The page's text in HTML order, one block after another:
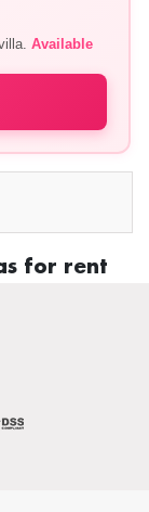
Available
for rent